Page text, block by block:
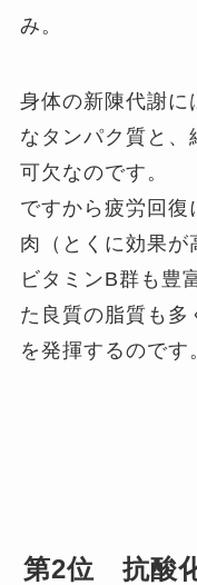
み。
身体の新陳代謝に
なタンパク質と、
可欠なのです。
ですから疲労回復
肉（とくに効果が
ビタミンB群も豊
た良質の脂質も多
を発揮するのです
第2位 抗酸